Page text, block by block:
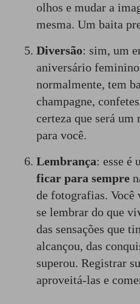
olhos e mudar a
mesma. Um baita
Diversão: sim, um
aniversário
normalmente, tem
champagne,
certeza que será
para você.
Lembrança: esse é
ficar para sempre
de fotografias. Você
se lembrar do que
das sensações que
alcançou, das
superou. Registrar
aproveitá-las e